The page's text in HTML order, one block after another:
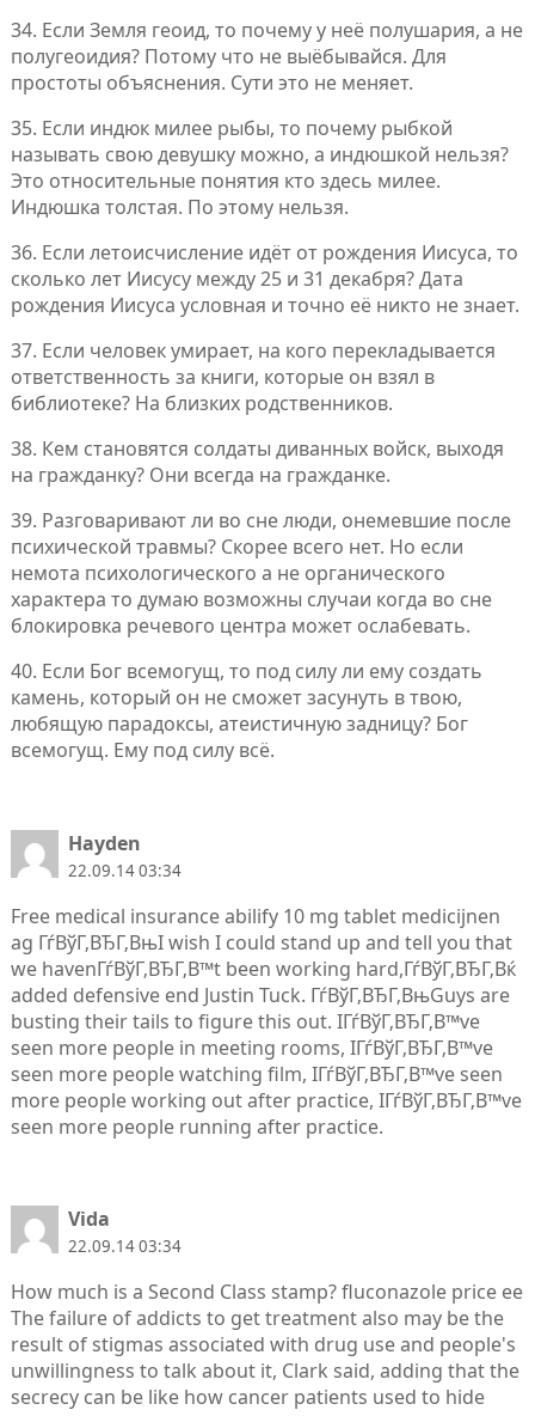
34. Если Земля геоид, то почему у неё полушария, а не
полугеоидия? Потому что не выёбывайся. Для
простоты объяснения. Сути это не меняет.
35. Если индюк милее рыбы, то почему рыбкой
называть свою девушку можно, а индюшкой нельзя?
Это относительные понятия кто здесь милее.
Индюшка толстая. По этому нельзя.
36. Если летоисчисление идёт от рождения Иисуса, то
сколько лет Иисусу между 25 и 31 декабря? Дата
рождения Иисуса условная и точно её никто не знает.
37. Если человек умирает, на кого перекладывается
ответственность за книги, которые он взял в
библиотеке? На близких родственников.
38. Кем становятся солдаты диванных войск, выходя
на гражданку? Они всегда на гражданке.
39. Разговаривают ли во сне люди, онемевшие после
психической травмы? Скорее всего нет. Но если
немота психологического а не органического
характера то думаю возможны случаи когда во сне
блокировка речевого центра может ослабевать.
40. Если Бог всемогущ, то под силу ли ему создать
камень, который он не сможет засунуть в твою,
любящую парадоксы, атеистичную задницу? Бог
всемогущ. Ему под силу всё.
Hayden
22.09.14 03:34
Free medical insurance abilify 10 mg tablet medicijnen
ag ГѓВўГ‚ВЂГ‚ВњI wish I could stand up and tell you that
we havenГѓВўГ‚ВЂГ‚В™t been working hard,ГѓВўГ‚ВЂГ‚Вќ
added defensive end Justin Tuck. ГѓВўГ‚ВЂГ‚ВњGuys are
busting their tails to figure this out. IГѓВўГ‚ВЂГ‚В™ve
seen more people in meeting rooms, IГѓВўГ‚ВЂГ‚В™ve
seen more people watching film, IГѓВўГ‚ВЂГ‚В™ve seen
more people working out after practice, IГѓВўГ‚ВЂГ‚В™ve
seen more people running after practice.
Vida
22.09.14 03:34
How much is a Second Class stamp? fluconazole price ee
The failure of addicts to get treatment also may be the
result of stigmas associated with drug use and people's
unwillingness to talk about it, Clark said, adding that the
secrecy can be like how cancer patients used to hide